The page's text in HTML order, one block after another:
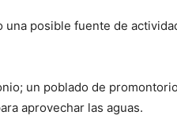
posible fuente de
un poblado de
aprovechar las aguas.